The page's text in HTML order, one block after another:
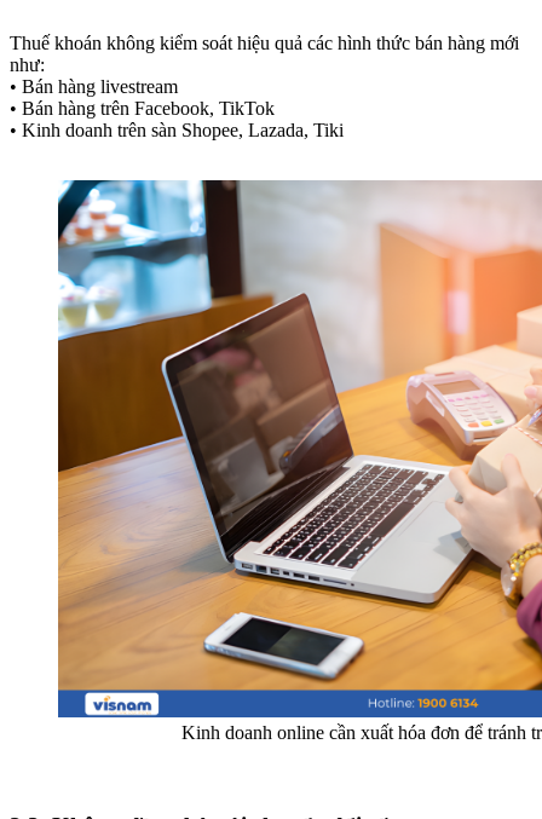
Thuế khoán không kiểm soát hiệu quả các hình thức bán hàng mới
như:
• Bán hàng livestream
• Bán hàng trên Facebook, TikTok
• Kinh doanh trên sàn Shopee, Lazada, Tiki
Kinh doanh online cần xuất hóa đơn để tránh